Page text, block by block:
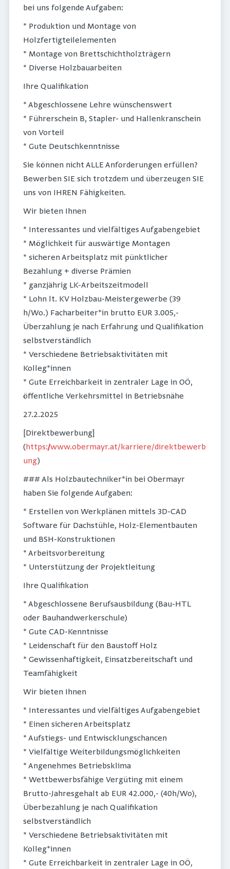
bei uns folgende Aufgaben:
* Produktion und Montage von
Holzfertigteilelementen
* Montage von Brettschichtholzträgern
* Diverse Holzbauarbeiten
Ihre Qualifikation
* Abgeschlossene Lehre wünschenswert
* Führerschein B, Stapler- und Hallenkranschein
von Vorteil
* Gute Deutschkenntnisse
Sie können nicht ALLE Anforderungen erfüllen?
Bewerben SIE sich trotzdem und überzeugen SIE
uns von IHREN Fähigkeiten.
Wir bieten Ihnen
* Interessantes und vielfältiges Aufgabengebiet
* Möglichkeit für auswärtige Montagen
* sicheren Arbeitsplatz mit pünktlicher
Bezahlung + diverse Prämien
* ganzjährig LK-Arbeitszeitmodell
* Lohn lt. KV Holzbau-Meistergewerbe (39
h/Wo.) Facharbeiter*in brutto EUR 3.005,-
Überzahlung je nach Erfahrung und Qualifikation
selbstverständlich
* Verschiedene Betriebsaktivitäten mit
Kolleg*innen
* Gute Erreichbarkeit in zentraler Lage in OÖ,
öffentliche Verkehrsmittel in Betriebsnähe
27.2.2025
[Direktbewerbung]
(https://www.obermayr.at/karriere/direktbewerb
ung)
### Als Holzbautechniker*in bei Obermayr
haben Sie folgende Aufgaben:
* Erstellen von Werkplänen mittels 3D-CAD
Software für Dachstühle, Holz-Elementbauten
und BSH-Konstruktionen
* Arbeitsvorbereitung
* Unterstützung der Projektleitung
Ihre Qualifikation
* Abgeschlossene Berufsausbildung (Bau-HTL
oder Bauhandwerkerschule)
* Gute CAD-Kenntnisse
* Leidenschaft für den Baustoff Holz
* Gewissenhaftigkeit, Einsatzbereitschaft und
Teamfähigkeit
Wir bieten Ihnen
* Interessantes und vielfältiges Aufgabengebiet
* Einen sicheren Arbeitsplatz
* Aufstiegs- und Entwiscklungschancen
* Vielfältige Weiterbildungsmöglichkeiten
* Angenehmes Betriebsklima
* Wettbewerbsfähige Vergüting mit einem
Brutto-Jahresgehalt ab EUR 42.000,- (40h/Wo),
Überbezahlung je nach Qualifikation
selbstverständlich
* Verschiedene Betriebsaktivitäten mit
Kolleg*innen
* Gute Erreichbarkeit in zentraler Lage in OÖ,